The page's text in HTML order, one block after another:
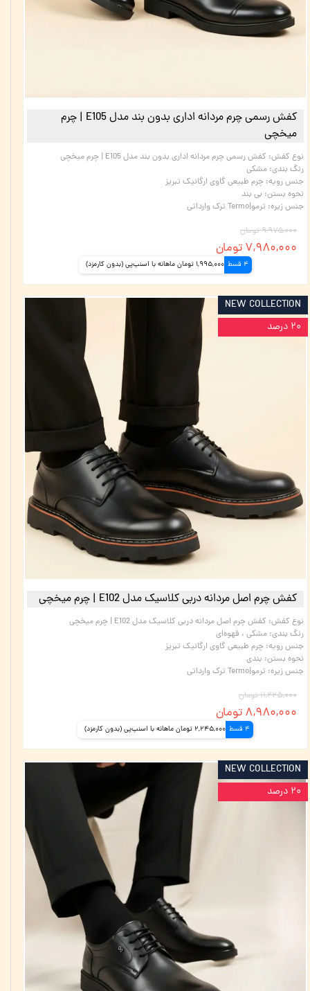
کفش رسمی چرم مردانه اداری بدون بند مدل E105 | چرم
میخچی
نوع کفش: کفش رسمی چرم مردانه اداری بدون بند مدل E105 | چرم میخچی
رنگ بندی: مشکی
جنس رویه: چرم طبیعی گاوی ارگانیک تبریز
نحوه بستن: بی بند
جنس زیره: ترمو|Termo ترک وارداتی
۹,۹۷۵,۰۰۰ تومان
۷,۹۸۰,۰۰۰ تومان
4 قسط 1,995,000 تومان ماهانه با اسنپ‌پی (بدون کارمزد)
کفش چرم اصل مردانه دربی کلاسیک مدل E102 | چرم میخچی
نوع کفش: کفش چرم اصل مردانه دربی کلاسیک مدل E102 | چرم میخچی
رنگ بندی: مشکی ، قهوه‌ای
جنس رویه: چرم طبیعی گاوی ارگانیک تبریز
نحوه بستن: بندی
جنس زیره: ترمو|Termo ترک وارداتی
۱۱,۲۲۵,۰۰۰ تومان
۸,۹۸۰,۰۰۰ تومان
4 قسط 2,245,000 تومان ماهانه با اسنپ‌پی (بدون کارمزد)
NEW COLLECTION
۲۰ درصد
NEW COLLECTION
۲۰ درصد